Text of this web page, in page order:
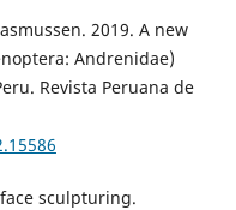
2019. A new
Andrenidae)
Revista Peruana de
sculpturing.